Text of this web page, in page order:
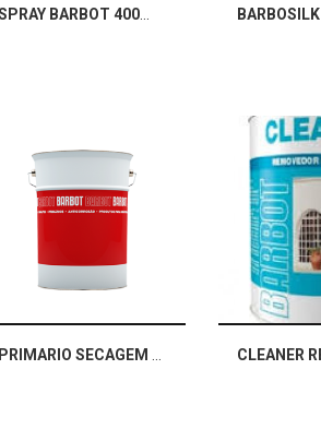
SPRAY BARBOT 400ML BARBOSILK